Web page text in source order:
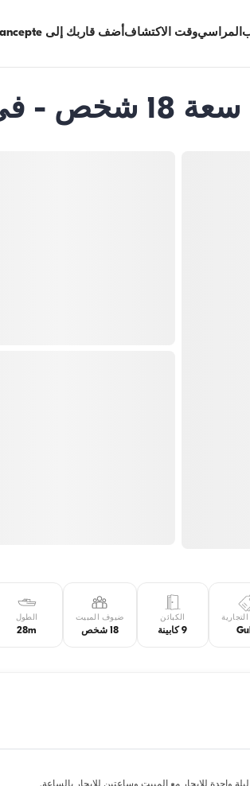
المراسيوقت الاكتشافأضف قاربك إلى Limancepte
التجارية الكبائن
9 كابينة
ضيوف المبيت
18 شخص
الطول
28m